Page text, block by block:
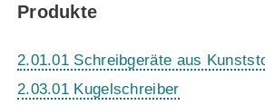
Produkte
2.01.01 Schreibgeräte aus
2.03.01 Kugelschreiber